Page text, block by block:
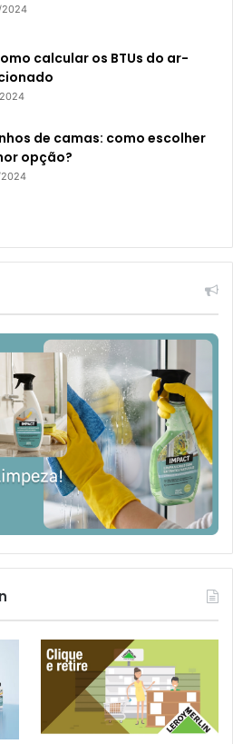
calcular os BTUs do ar-
de camas: como escolher
opção?